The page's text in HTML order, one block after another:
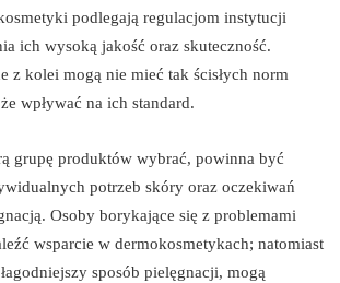
podlegają regulacjom instytucji
ich wysoką jakość oraz skuteczność.
z kolei mogą nie mieć tak ścisłych norm
wpływać na ich standard.
grupę produktów wybrać, powinna być
potrzeb skóry oraz oczekiwań
Osoby borykające się z problemami
wsparcie w dermokosmetykach; natomiast
sposób pielęgnacji, mogą